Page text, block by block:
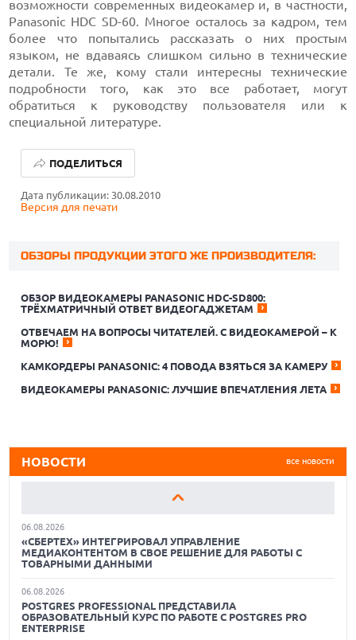
возможности современных видеокамер и, в частности,
Panasonic HDC SD-60. Многое осталось за кадром, тем
более что попытались рассказать о них простым
языком, не вдаваясь слишком сильно в технические
детали. Те же, кому стали интересны технические
подробности того, как это все работает, могут
обратиться к руководству пользователя или к
специальной литературе.
Дата публикации: 30.08.2010
Версия для печати
ПОДЕЛИТЬСЯ
ОБЗОРЫ ПРОДУКЦИИ ЭТОГО ЖЕ ПРОИЗВОДИТЕЛЯ:
ОБЗОР ВИДЕОКАМЕРЫ PANASONIC HDC-SD800:
ТРЁХМАТРИЧНЫЙ ОТВЕТ ВИДЕОГАДЖЕТАМ
ОТВЕЧАЕМ НА ВОПРОСЫ ЧИТАТЕЛЕЙ. С ВИДЕОКАМЕРОЙ – К
МОРЮ!
КАМКОРДЕРЫ PANASONIC: 4 ПОВОДА ВЗЯТЬСЯ ЗА КАМЕРУ
ВИДЕОКАМЕРЫ PANASONIC: ЛУЧШИЕ ВПЕЧАТЛЕНИЯ ЛЕТА
все новости
НОВОСТИ
«ЛАБОРАТОРИЯ КАСПЕРСКОГО» ОБНАРУЖИЛА
ЗАРАЖЕННЫЕ IOS-ПРИЛОЖЕНИЯ, РАСПРОСТРАНЯЮЩИЕСЯ
ЧЕРЕЗ TELEGRAM
АВИАБИЛЕТОВ БУДЕТ ВЫСТАВЛЕНА НА ТОРГИ
НОВОЙ ВЕРСИИ СЛУЖБЫ КАТАЛОГА
06.08.2026
«СБЕРТЕХ» ИНТЕГРИРОВАЛ УПРАВЛЕНИЕ
МЕДИАКОНТЕНТОМ В СВОЕ РЕШЕНИЕ ДЛЯ РАБОТЫ С
ТОВАРНЫМИ ДАННЫМИ
06.08.2026
POSTGRES PROFESSIONAL ПРЕДСТАВИЛА
ОБРАЗОВАТЕЛЬНЫЙ КУРС ПО РАБОТЕ С POSTGRES PRO
ENTERPRISE